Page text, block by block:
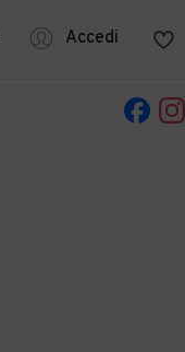
Accedi